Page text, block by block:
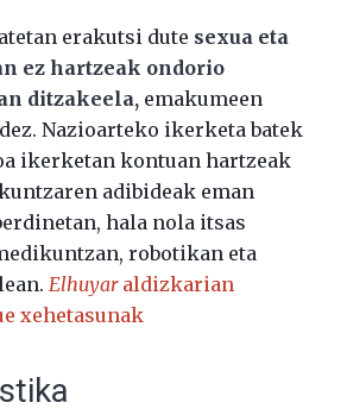
erakutsi dute sexua eta
ez hartzeak ondorio
ditzakeela, emakumeen
Nazioarteko ikerketa batek
ikerketan kontuan hartzeak
adibideak eman
hala nola itsas
robotikan eta
Elhuyaraldizkarian
xehetasunak